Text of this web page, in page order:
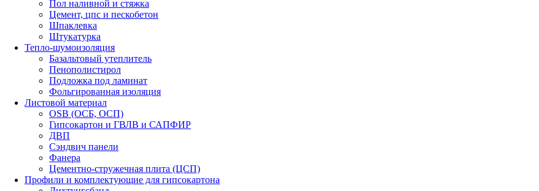
Пол наливной и стяжка
Цемент, цпс и пескобетон
Шпаклевка
Штукатурка
Тепло-шумоизоляция
Базальтовый утеплитель
Пенополистирол
Подложка под ламинат
Фольгированная изоляция
Листовой материал
OSB (ОСБ, ОСП)
Гипсокартон и ГВЛВ и САПФИР
ДВП
Сэндвич панели
Фанера
Цементно-стружечная плита (ЦСП)
Профили и комплектующие для гипсокартона